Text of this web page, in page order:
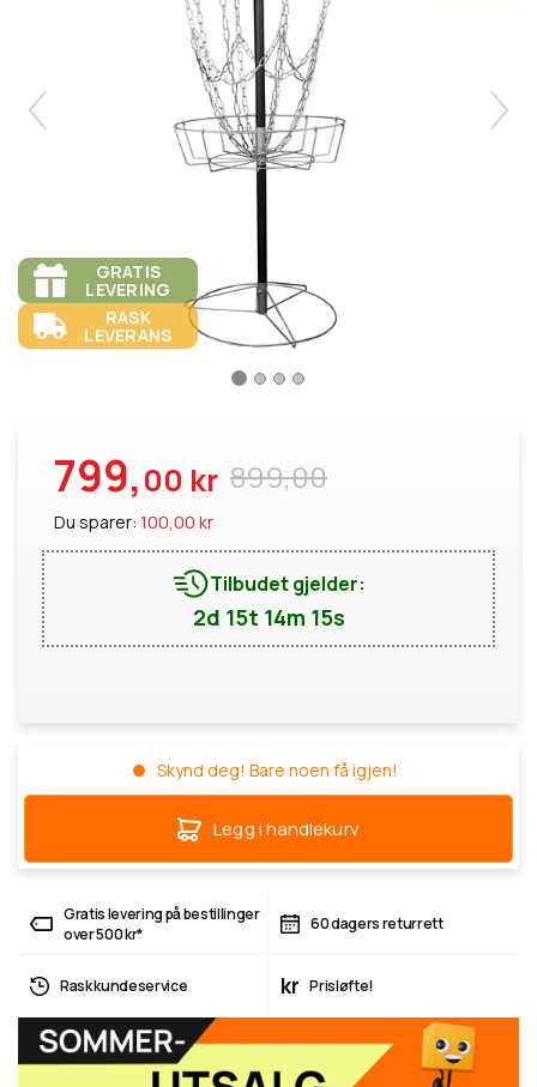
GRATIS
LEVERING
RASK
LEVERANS
899,00
799,00 kr
Du sparer: 100,00 kr
Tilbudet gjelder:
2d 15t 14m 14s
Skynd deg! Bare noen få igjen!
Legg i handlekurv
Gratis levering på bestillinger
over 500 kr*
60 dagers returrett
Rask kundeservice kr Prisløfte!